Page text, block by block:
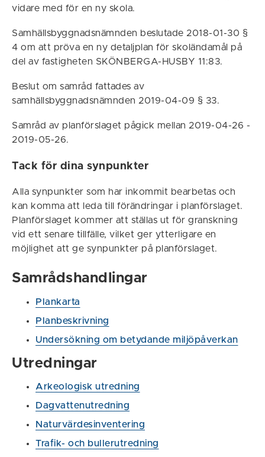
vidare med för en ny skola.
Samhällsbyggnadsnämnden beslutade 2018-01-30 §
4 om att pröva en ny detaljplan för skoländamål på
del av fastigheten SKÖNBERGA-HUSBY 11:83.
Beslut om samråd fattades av
samhällsbyggnadsnämnden 2019-04-09 § 33.
Samråd av planförslaget pågick mellan 2019-04-26 -
2019-05-26.
Tack för dina synpunkter
Alla synpunkter som har inkommit bearbetas och
kan komma att leda till förändringar i planförslaget.
Planförslaget kommer att ställas ut för granskning
vid ett senare tillfälle, vilket ger ytterligare en
möjlighet att ge synpunkter på planförslaget.
Samrådshandlingar
Plankarta
Planbeskrivning
Undersökning om betydande miljöpåverkan
Utredningar
Arkeologisk utredning
Dagvattenutredning
Naturvärdesinventering
Trafik- och bullerutredning